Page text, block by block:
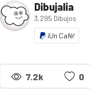
Dibujalia
3,295 Dibujos
¡Un Café!
7.2k 0